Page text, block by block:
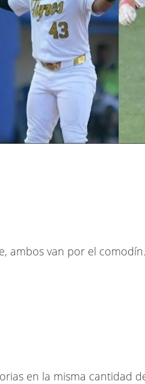
ambos van por el comodín.
en la misma cantidad